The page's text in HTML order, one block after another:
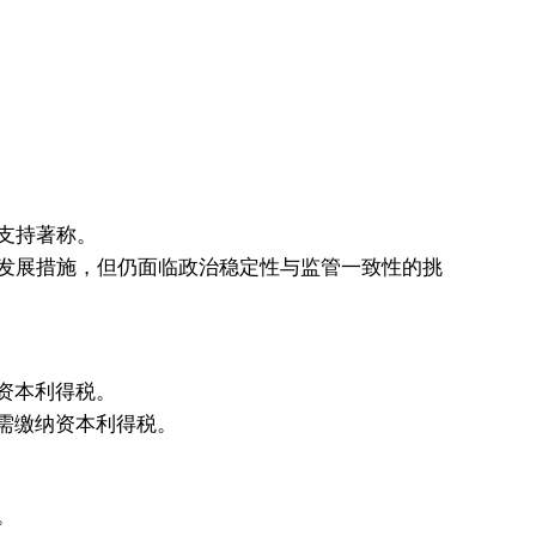
著称。
展措施，但仍面临政治稳定性与监管一致性的挑
利得税。
纳资本利得税。